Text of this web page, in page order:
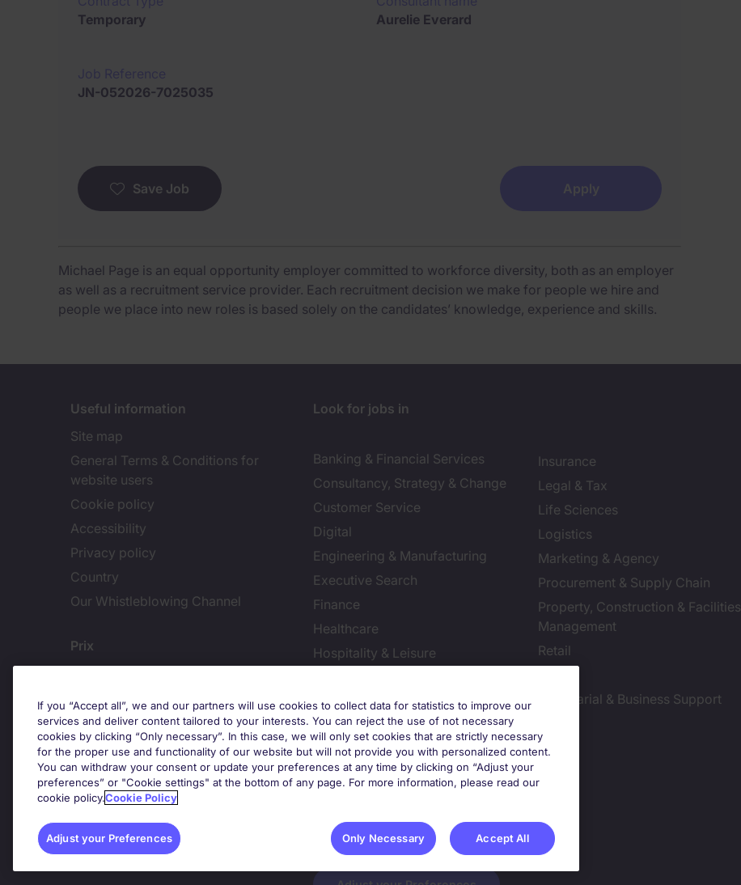
Temporary
Aurelie Everard
JN-052026-7025035
Save Job Apply
Michael Page is an equal opportunity employer committed to workforce diversity, both as an employer
as well as a recruitment service provider. Each recruitment decision we make for people we hire and
people we place into new roles is based solely on the candidates’ knowledge, experience and skills.
Useful information
Site map
General Terms & Conditions for
website users
Cookie policy
Accessibility
Privacy policy
Country
Our Whistleblowing Channel
Prix
Look for jobs in
Banking & Financial Services
Consultancy, Strategy & Change
Customer Service
Digital
Engineering & Manufacturing
Executive Search
Finance
Healthcare
Hospitality & Leisure
Information Technology
Insurance
Legal & Tax
Life Sciences
Logistics
Marketing & Agency
Procurement & Supply Chain
Property, Construction & Facilities
Management
Retail
Secretarial & Business Support
Trends
If you “Accept all”, we and our partners will use cookies to collect data for statistics to improve our
services and deliver content tailored to your interests. You can reject the use of not necessary
cookies by clicking “Only necessary”. In this case, we will only set cookies that are strictly necessary
for the proper use and functionality of our website but will not provide you with personalized content.
You can withdraw your consent or update your preferences at any time by clicking on “Adjust your
preferences” or "Cookie settings" at the bottom of any page. For more information, please read our
cookie policy.Cookie Policy
Adjust your Preferences Only Necessary Accept All